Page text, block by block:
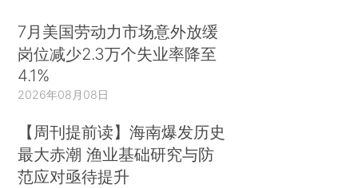
7月美国劳动力市场意外放缓
岗位减少2.3万个失业率降至
4.1%
2026年08月08日
【周刊提前读】海南爆发历史
最大赤潮 渔业基础研究与防
范应对亟待提升